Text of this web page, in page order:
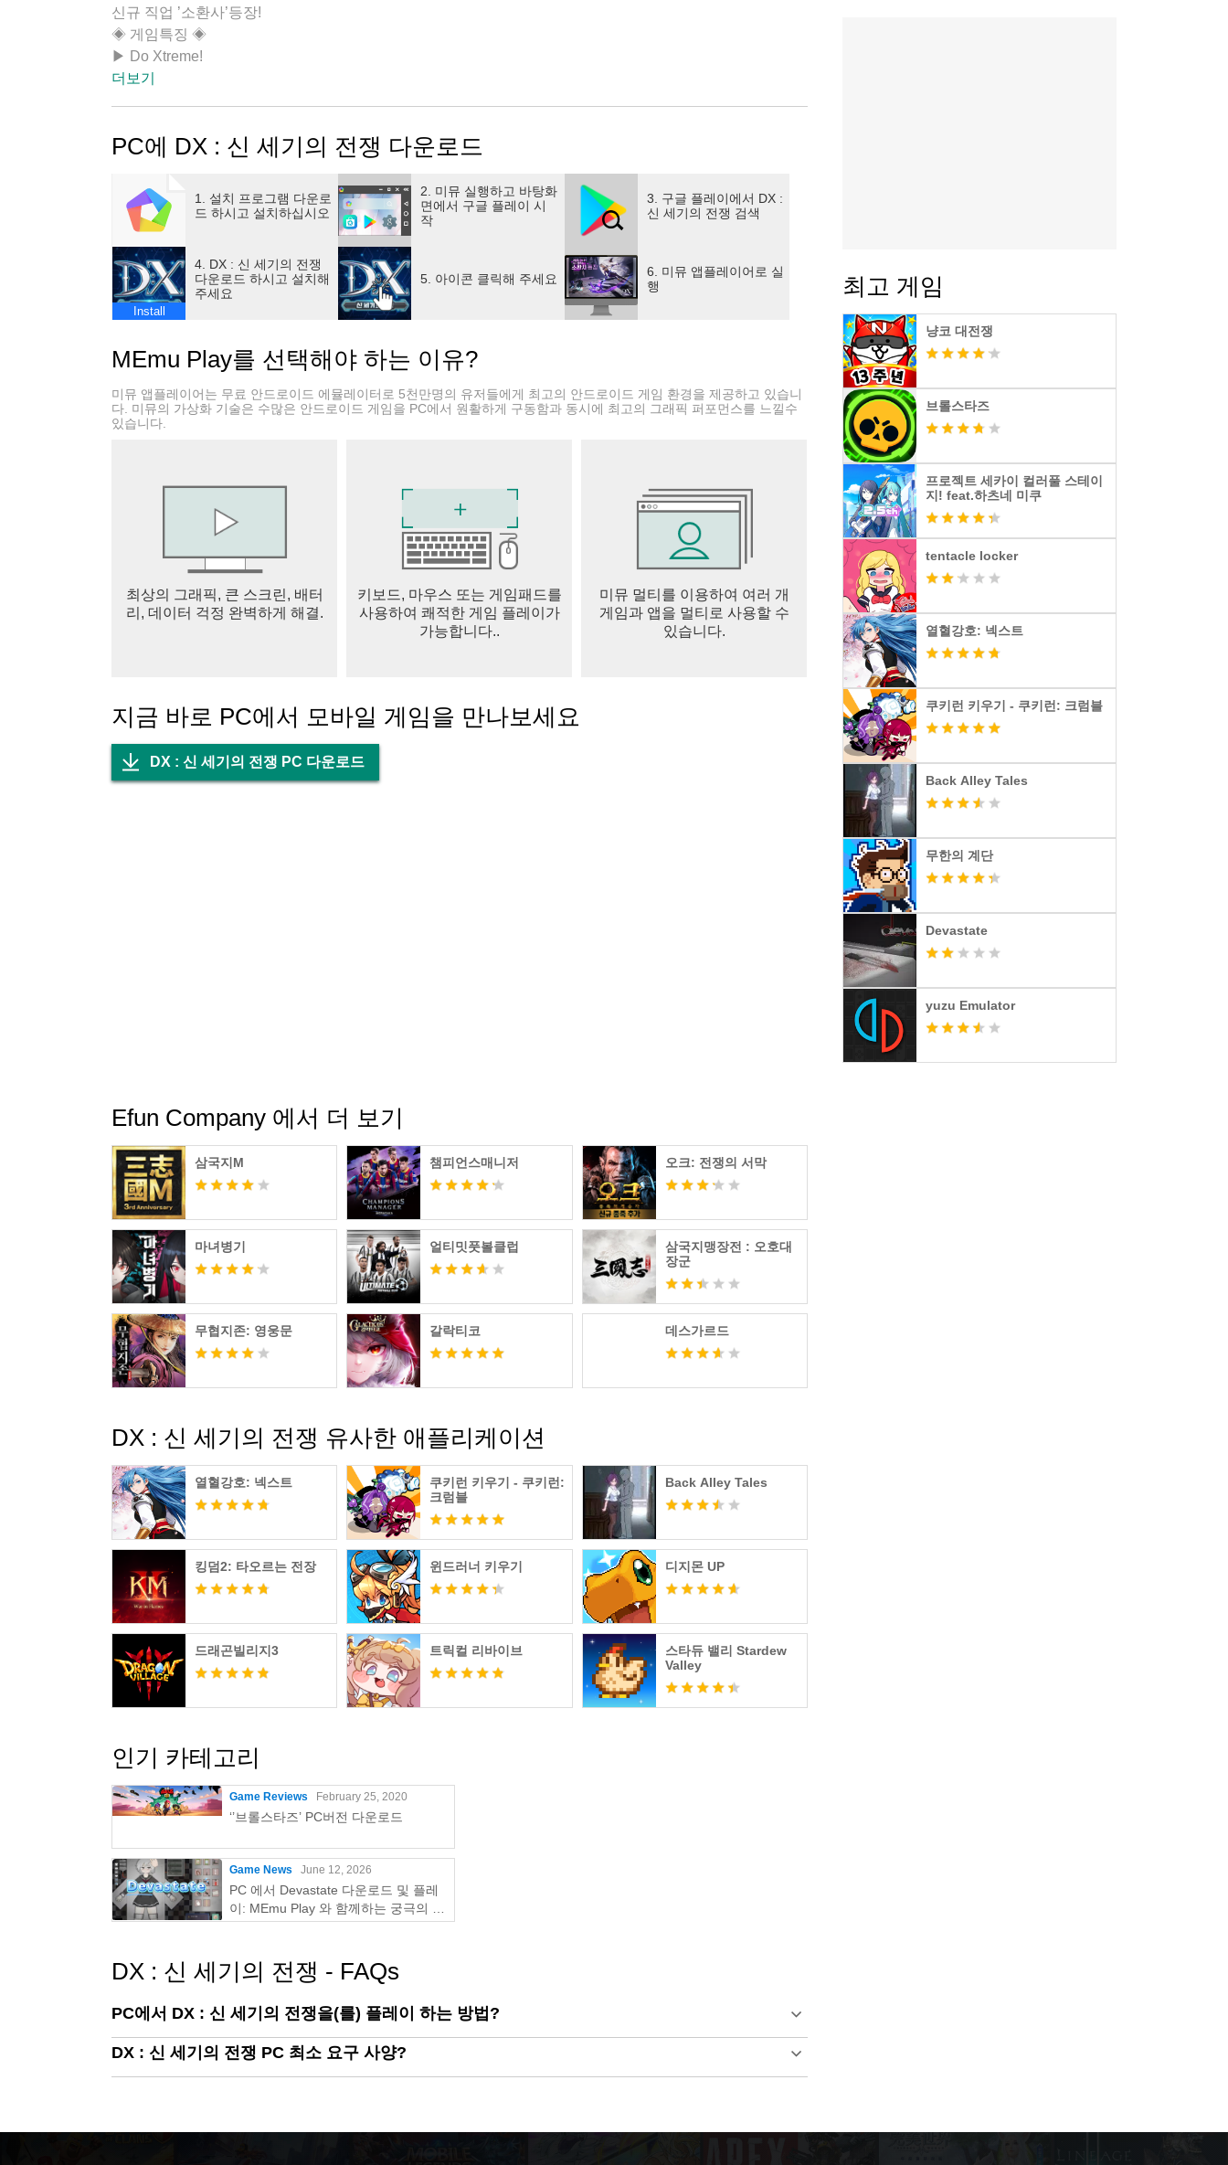
신규 직업 ’소환사’등장!
◈ 게임특징 ◈
▶ Do Xtreme!
도시에서 펼쳐지는 압도적인 전투 스케일
차원이 다른 경험, 무한 레이드 및 길드전
▶ Do Xplore!
시공간을 넘나드는 완성도 높은 스토리 여행
완성도 높은 세계관으로 DX의 재미를 더 하세요!
▶ Do Xceed!
한계를 넘어선 자유도와 개성 넘치는 스타일
다양한 클래스와 나만의 커스터마이징을 즐기세요!
▶ Do Xciting!
현실보다 새로운 컨텐츠 환경을 만끽하세요!
◈ 공식커뮤니티 ◈
▶ 사전예약 : https://d-xeneration.com
▶ 공식카페 : https://cafe.naver.com/efundna
▶ 연락처：070-4814-4629
-----------------------------------------
접근권한 안내
A. 전화 걸기 및 관리&저장공간
1. 게스트유저가 이펀 플랫폼을 통해 게임에 접속할 경우, 해당 권한 승인이 필요합니다.
C. 카메라
2. 앱내 AR기능이 존재하며, 해당 기능 사용 시, 카메라 사용 권한 승인이 필요합니다.
- 접근권한 철회방법
더보기
PC에 DX : 신 세기의 전쟁 다운로드
1. 설치 프로그램 다운로
드 하시고 설치하십시오
2. 미뮤 실행하고 바탕화
면에서 구글 플레이 시
작
3. 구글 플레이에서 DX :
신 세기의 전쟁 검색
Install
4. DX : 신 세기의 전쟁
다운로드 하시고 설치해
주세요
5. 아이콘 클릭해 주세요
6. 미뮤 앱플레이어로 실
행
MEmu Play를 선택해야 하는 이유?
미뮤 앱플레이어는 무료 안드로이드 에뮬레이터로 5천만명의 유저들에게 최고의 안드로이드 게임 환경을 제공하고 있습니
다. 미뮤의 가상화 기술은 수많은 안드로이드 게임을 PC에서 원활하게 구동함과 동시에 최고의 그래픽 퍼포먼스를 느낄수
있습니다.
최상의 그래픽, 큰 스크린, 배터
리, 데이터 걱정 완벽하게 해결.
키보드, 마우스 또는 게임패드를
사용하여 쾌적한 게임 플레이가
가능합니다..
미뮤 멀티를 이용하여 여러 개
게임과 앱을 멀티로 사용할 수
있습니다.
지금 바로 PC에서 모바일 게임을 만나보세요
DX : 신 세기의 전쟁 PC 다운로드
Efun Company 에서 더 보기
삼국지M 챔피언스매니저 오크: 전쟁의 서막
마녀병기 얼티밋풋볼클럽
삼국지맹장전 : 오호대
장군
무협지존: 영웅문 갈락티코 데스가르드
DX : 신 세기의 전쟁 유사한 애플리케이션
열혈강호: 넥스트
쿠키런 키우기 - 쿠키런:
크럼블
Back Alley Tales
킹덤2: 타오르는 전장 윈드러너 키우기 디지몬 UP
드래곤빌리지3 트릭컬 리바이브
스타듀 밸리 Stardew
Valley
인기 카테고리
Game Reviews February 25, 2020
‘’브롤스타즈’ PC버전 다운로드
Game News June 12, 2026
PC 에서 Devastate 다운로드 및 플레
이: MEmu Play 와 함께하는 궁극의 게
이밍 가이드
DX : 신 세기의 전쟁 - FAQs
PC에서 DX : 신 세기의 전쟁을(를) 플레이 하는 방법?
DX : 신 세기의 전쟁 PC 최소 요구 사양?
최고 게임
냥코 대전쟁
브롤스타즈
프로젝트 세카이 컬러풀 스테이
지! feat.하츠네 미쿠
tentacle locker
열혈강호: 넥스트
쿠키런 키우기 - 쿠키런: 크럼블
Back Alley Tales
무한의 계단
Devastate
yuzu Emulator